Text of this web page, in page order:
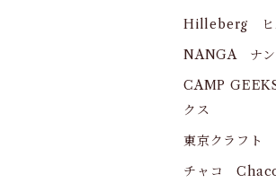
Hilleberg ヒ
NANGA ナン
CAMP
クス
東京クラフト
チャコ